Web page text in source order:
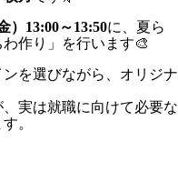
）13:00～13:50に、夏ら
作り」を行います🎨
を選びながら、オリジナ
実は就職に向けて必要な
。